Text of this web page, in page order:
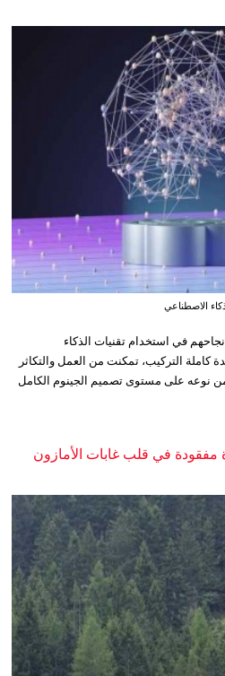
الاصطناعي
في استخدام تقنيات الذكاء
التركيب، تمكنت من العمل والتكاثر
من نوعه على مستوى تصميم الجينوم الكامل
في قلب غابات الأمازون